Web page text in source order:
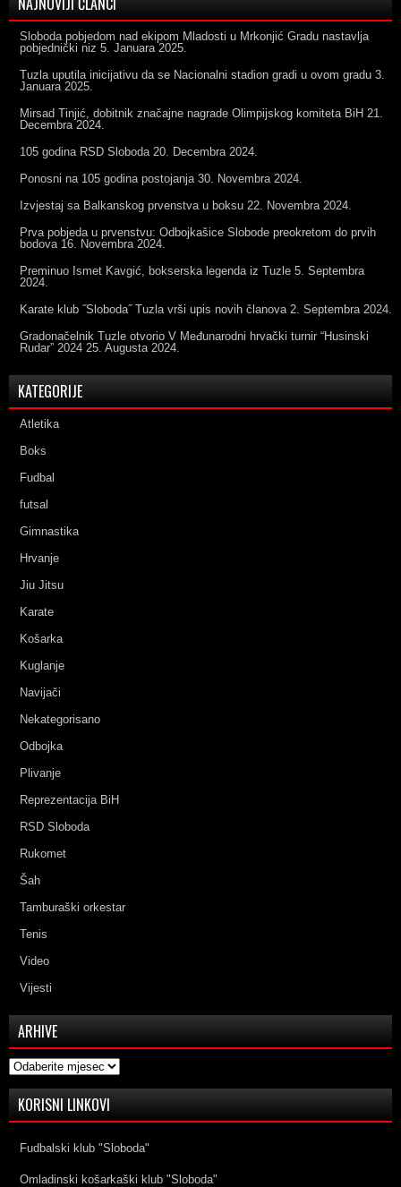
Sloboda pobjedom nad ekipom Mladosti u Mrkonjić Gradu nastavlja
pobjednički niz 5. Januara 2025.
Tuzla uputila inicijativu da se Nacionalni stadion gradi u ovom gradu 3.
Januara 2025.
Mirsad Tinjić, dobitnik značajne nagrade Olimpijskog komiteta BiH 21.
Decembra 2024.
105 godina RSD Sloboda 20. Decembra 2024.
Ponosni na 105 godina postojanja 30. Novembra 2024.
Izvjestaj sa Balkanskog prvenstva u boksu 22. Novembra 2024.
Prva pobjeda u prvenstvu: Odbojkašice Slobode preokretom do prvih
bodova 16. Novembra 2024.
Preminuo Ismet Kavgić, bokserska legenda iz Tuzle 5. Septembra
2024.
Karate klub ˝Sloboda˝ Tuzla vrši upis novih članova 2. Septembra 2024.
Gradonačelnik Tuzle otvorio V Međunarodni hrvački turnir “Husinski
Rudar” 2024 25. Augusta 2024.
KATEGORIJE
Atletika
Boks
Fudbal
futsal
Gimnastika
Hrvanje
Jiu Jitsu
Karate
Košarka
Kuglanje
Navijači
Nekategorisano
Odbojka
Plivanje
Reprezentacija BiH
RSD Sloboda
Rukomet
Šah
Tamburaški orkestar
Tenis
Video
Vijesti
ARHIVE
Arhive
KORISNI LINKOVI
Fudbalski klub "Sloboda"
Omladinski košarkaški klub "Sloboda"